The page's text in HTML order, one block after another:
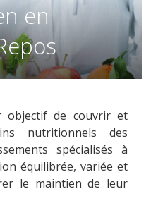
en
objectif de couvrir et
nutritionnels des
spécialisés à
équilibrée, variée et
le maintien de leur